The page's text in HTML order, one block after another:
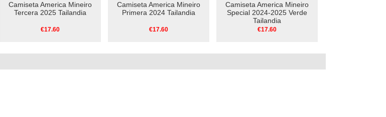
Camiseta America Mineiro
Tercera 2025 Tailandia
€17.60
Camiseta America Mineiro
Primera 2024 Tailandia
€17.60
Camiseta America Mineiro
Special 2024-2025 Verde
Tailandia
€17.60